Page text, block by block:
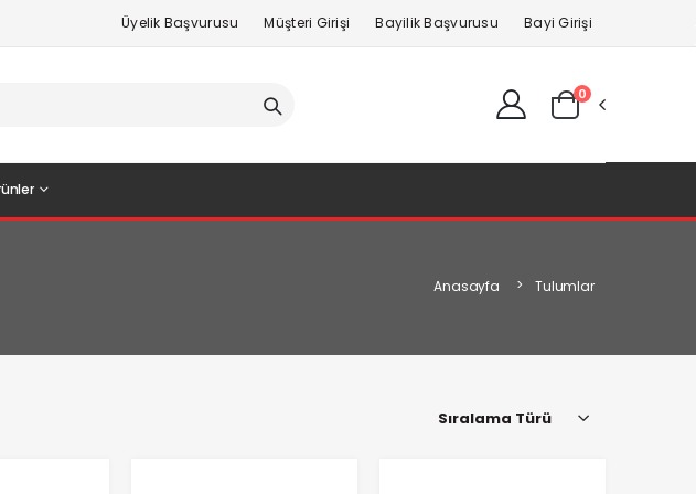
Üyelik Başvurusu Müşteri Girişi Bayilik Başvurusu Bayi Girişi
0
Anasayfa Tulumlar